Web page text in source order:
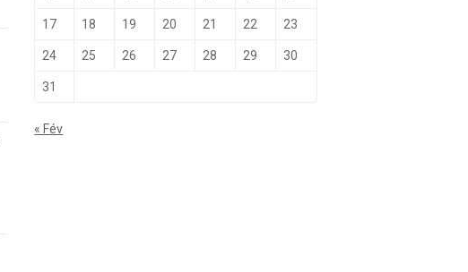
17 18 19 20 21 22 23
24 25 26 27 28 29 30
31
« Fév